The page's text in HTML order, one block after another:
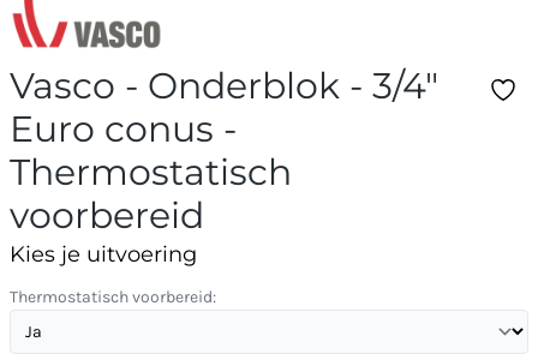
Vasco - Onderblok - 3/4"
Euro conus -
Thermostatisch
voorbereid
Kies je uitvoering
Thermostatisch voorbereid: